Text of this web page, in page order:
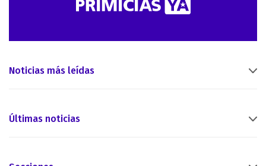
Noticias más leídas
Últimas noticias